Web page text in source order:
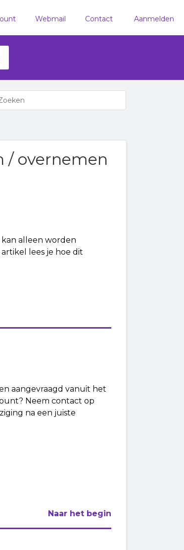
Webmail Contact Aanmelden
/ overnemen
alleen worden
lees je hoe dit
aangevraagd vanuit het
Neem contact op
na een juiste
Naar het begin